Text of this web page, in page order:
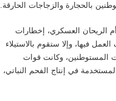
بالحجارة والزجاجات الحارقة.
الريحان العسكري، إخطارات
فيها، وإلا ستقوم بالاستيلاء
المستوطنين، وكانت قوات
والآليات المستخدمة في إنتاج الفحم النباتي،